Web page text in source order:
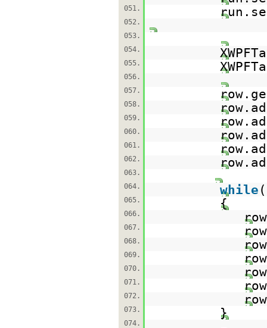
051.
052.
053.
054.
055.
056.
057.
058.
059.
060.
061.
062.
063.
064.
while
065. {
066.
067.
068.
069.
070.
071.
072.
073.
074.